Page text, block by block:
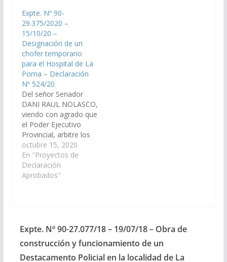
necesarios para incluir
dentro el Proyecto del
Presupuesto General
de la Provincia vigencia
2015, la construcción
de defensas sobre
márgenes de Río…
Expte. Nº 90-
29.375/2020 –
15/10/20 –
Designación de un
chofer temporario
para el Hospital de La
Poma – Declaración
Nº 524/20
Del señor Senador
DANI RAUL NOLASCO,
viendo con agrado que
el Poder Ejecutivo
Provincial, arbitre los
medios necesarios
para la designación de
un chofer temporario
para el Hospital de La
Social). Declaración Nº
524/20 Aprobado el
29/10/2020
octubre 15, 2020
En "Proyectos de
Declaración
Aprobados"
Expte. Nº 90-27.077/18 – 19/07/18 – Obra de
construcción y funcionamiento de un
Destacamento Policial en la localidad de La